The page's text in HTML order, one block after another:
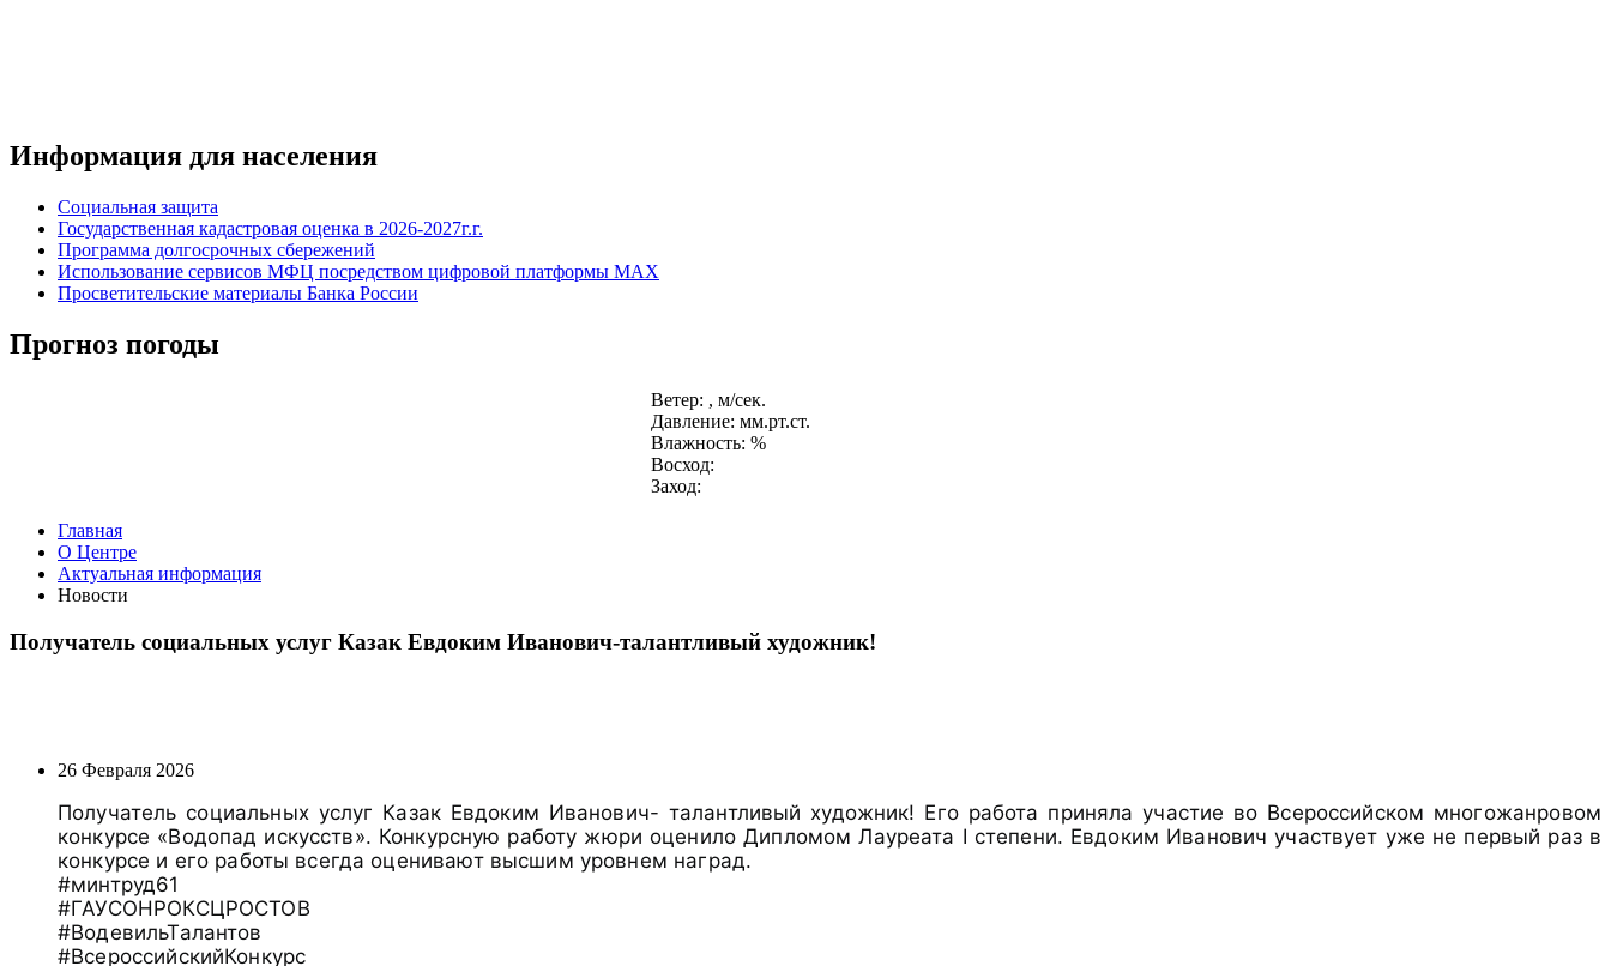
Информация для населения
Социальная защита
Государственная кадастровая оценка в 2026-2027г.г.
Программа долгосрочных сбережений
Использование сервисов МФЦ посредством цифровой платформы MAX
Просветительские материалы Банка России
Прогноз погоды
Ветер: , м/сек.
Давление: мм.рт.ст.
Влажность: %
Восход:
Заход:
Главная
О Центре
Актуальная информация
Новости
Получатель социальных услуг Казак Евдоким Иванович-талантливый художник!
26 Февраля 2026
Получатель социальных услуг Казак Евдоким Иванович- талантливый художник! Его работа приняла участие во Всероссийском многожанровом
конкурсе «Водопад искусств». Конкурсную работу жюри оценило Дипломом Лауреата I степени. Евдоким Иванович участвует уже не первый раз в
конкурсе и его работы всегда оценивают высшим уровнем наград.
#минтруд61
#ГАУСОНРОКСЦРОСТОВ
#ВодевильТалантов
#ВсероссийскийКонкурс